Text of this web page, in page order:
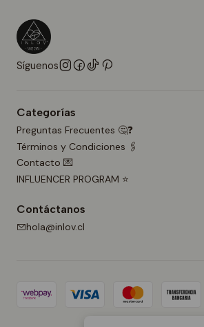
Síguenos
Categorías
Preguntas Frecuentes 🤔❓
Términos y Condiciones 🖇️
Contacto 💌
INFLUENCER PROGRAM ⭐
Contáctanos
hola@inlov.cl